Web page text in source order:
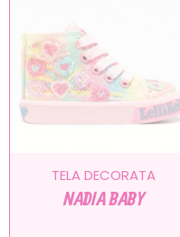
TELA DECORATA
NADIA BABY